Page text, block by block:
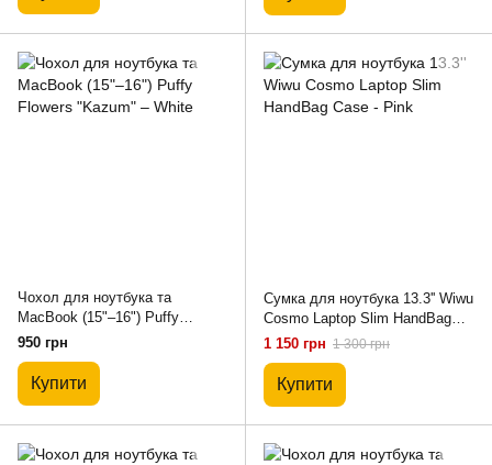
Чохол для ноутбука та
MacBook (15"–16") Puffy
Flowers "Kazum" – White
950 грн
Купити
Сумка для ноутбука 13.3'' Wiwu
Cosmo Laptop Slim HandBag
Case - Pink
1 150 грн 1 300 грн
Купити